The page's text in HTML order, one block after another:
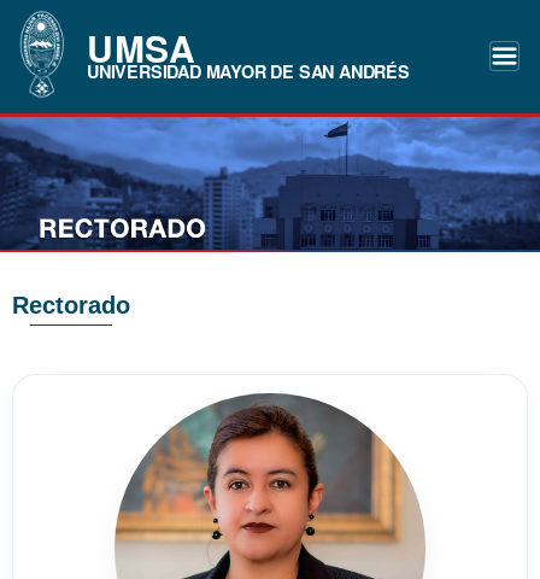
UMSA
UNIVERSIDAD MAYOR DE SAN ANDRÉS
Rectorado